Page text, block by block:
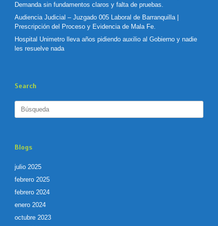
Demanda sin fundamentos claros y falta de pruebas.
Audiencia Judicial – Juzgado 005 Laboral de Barranquilla |
Prescripción del Proceso y Evidencia de Mala Fe.
Hospital Unimetro lleva años pidiendo auxilio al Gobierno y nadie
les resuelve nada
Search
Buscar:
Blogs
julio 2025
febrero 2025
febrero 2024
enero 2024
octubre 2023